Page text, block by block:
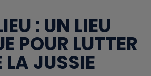
: UN LIEU
POUR LUTTER
LA JUSSIE